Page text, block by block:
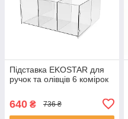
Підставка EKOSTAR для
ручок та олівців 6 комірок
640 ₴ 736 ₴